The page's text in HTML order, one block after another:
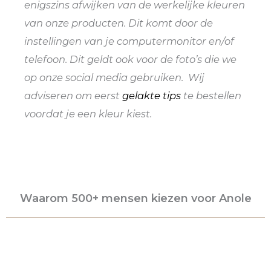
enigszins afwijken van de werkelijke kleuren
van onze producten. Dit komt door de
instellingen van je computermonitor en/of
telefoon. Dit geldt ook voor de foto’s die we
op onze social media gebruiken. Wij
adviseren om eerst gelakte tips te bestellen
voordat je een kleur kiest.
Waarom 500+ mensen kiezen voor Anole